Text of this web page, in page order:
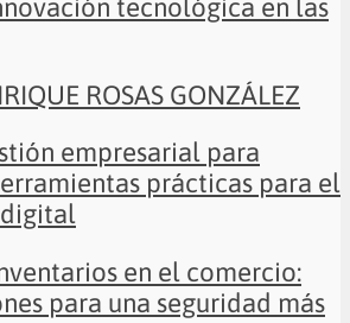
tecnológica en las
ROSAS GONZÁLEZ
empresarial para
prácticas para el
en el comercio:
para una seguridad más